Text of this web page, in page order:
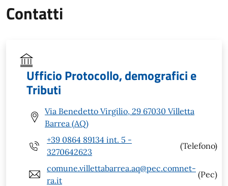
Contatti
Ufficio Protocollo, demografici e
Tributi
Via Benedetto Virgilio, 29 67030 Villetta
Barrea (AQ)
+39 0864 89134 int. 5 -
3270642623
(Telefono)
comune.villettabarrea.aq@pec.comnet-
ra.it
(Pec)